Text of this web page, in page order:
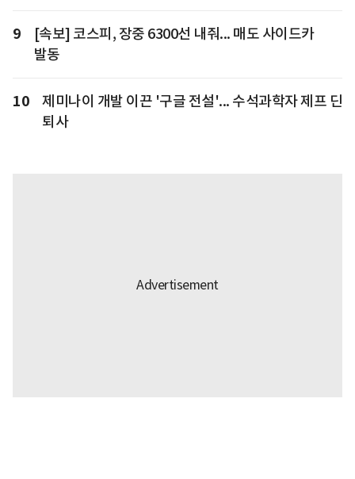
9
[속보] 코스피, 장중 6300선 내줘... 매도 사이드카
발동
10
제미나이 개발 이끈 '구글 전설'... 수석과학자 제프 딘
퇴사